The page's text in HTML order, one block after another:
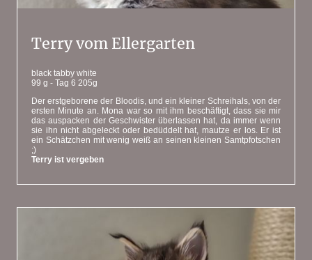
Terry vom Ellergarten
black tabby white
99 g - Tag 6 205g
Der erstgeborene der Bloodis, und ein kleiner Schreihals, von der
ersten Minute an. Mona war so mit ihm beschäftigt, dass sie mir
das auspacken der Geschwister überlassen hat, da immer wenn
sie ihn nicht abgeleckt oder bedüddelt hat, mautze er los. Er ist
ein Schätzchen mit wenig weiß an seinen kleinen Samtpfotschen
;)
Terry ist vergeben